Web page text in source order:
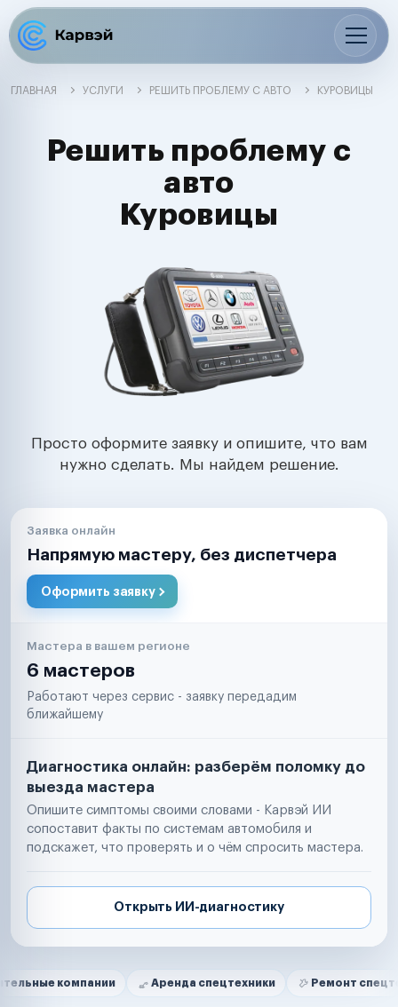
ГЛАВНАЯ УСЛУГИ РЕШИТЬ ПРОБЛЕМУ С АВТО КУРОВИЦЫ
Решить проблему с
авто
Куровицы
Просто оформите заявку и опишите, что вам
нужно сделать. Мы найдем решение.
Заявка онлайн
Напрямую мастеру, без диспетчера
Оформить заявку
Мастера в вашем регионе
6 мастеров
Работают через сервис - заявку передадим
ближайшему
Диагностика онлайн: разберём поломку до
выезда мастера
Опишите симптомы своими словами - Карвэй ИИ
сопоставит факты по системам автомобиля и
подскажет, что проверять и о чём спросить мастера.
Открыть ИИ-диагностику
Нам доверяют
Аренда спецтехники Ремонт спецтехники
Маркетплейсы